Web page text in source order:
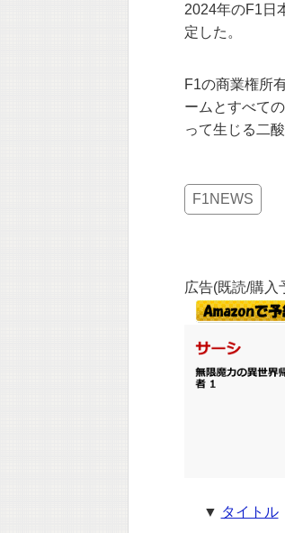
2024年のF1日
定した。
F1の商業権所
ームとすべて
って生じる二
F1NEWS
広告(既読/購入
▼ タイトル